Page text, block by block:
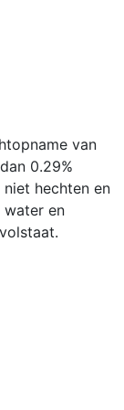
van
0.29%
hechten en
water en